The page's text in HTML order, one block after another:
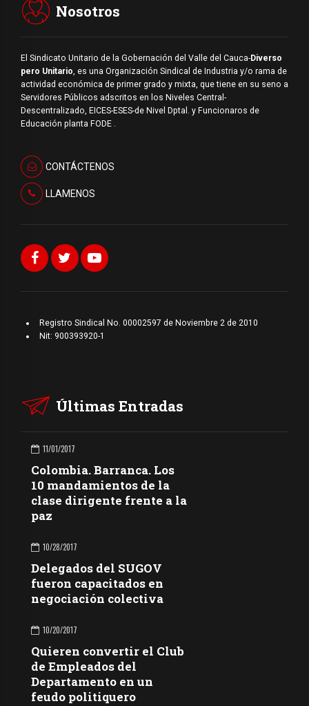
Nosotros
El Sindicato Unitario de la Gobernación del Valle del Cauca-Diverso
pero Unitario, es una Organización Sindical de Industria y/o rama de
actividad económica de primer grado y mixta, que tiene en su seno a
Servidores Públicos adscritos en los Niveles Central-
Descentralizado, EICES-ESES-de Nivel Dptal. y Funcionaros de
Educación planta FODE .
CONTÁCTENOS
LLAMENOS
Registro Sindical No. 00002597 de Noviembre 2 de 2010
Nit: 900393920-1
Últimas Entradas
11/01/2017
Colombia. Barranca. Los
10 mandamientos de la
clase dirigente frente a la
paz
10/28/2017
Delegados del SUGOV
fueron capacitados en
negociación colectiva
10/20/2017
Quieren convertir el Club
de Empleados del
Departamento en un
feudo politiquero